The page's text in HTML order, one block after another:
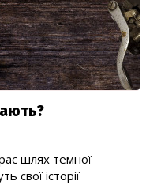
шлях темної
свої історії